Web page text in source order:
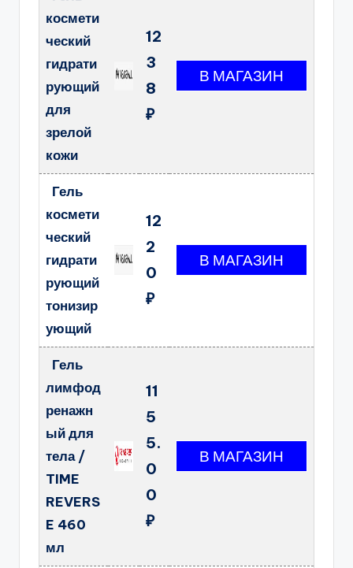
космети
ческий
гидрати
рующий
для
зрелой
кожи
12
3
8
₽
Гель
космети
ческий
гидрати
рующий
тонизир
ующий
12
2
0
₽
Гель
лимфод
ренажн
ый для
тела /
TIME
REVERS
E 460
мл
11
5
5.
0
0
₽